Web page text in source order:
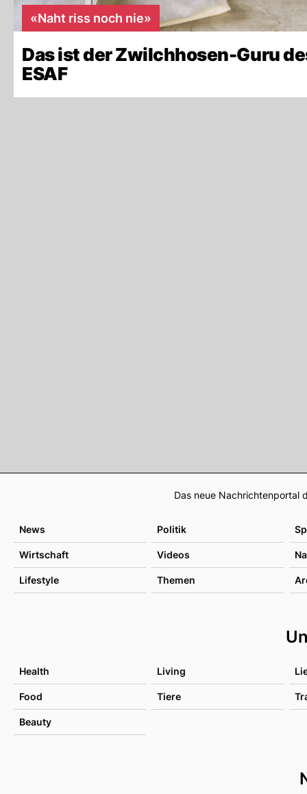
«Naht riss noch nie»
Das ist der Zwilchhosen-Guru
ESAF
Das neue Nachrichtenportal
News Politik
Wirtschaft Videos
Lifestyle Themen
Health Living
Food Tiere
Beauty